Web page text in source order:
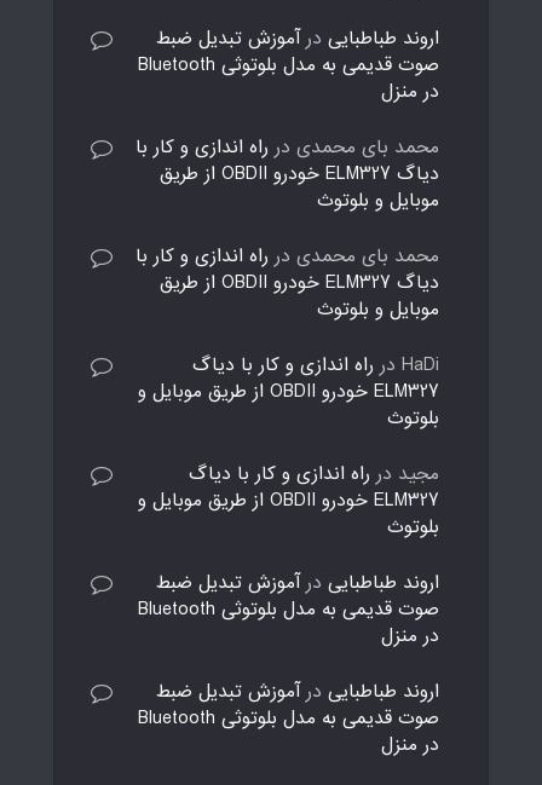
اروند طباطبایی درآموزش تبدیل ضبط
صوت قدیمی به مدل بلوتوثی Bluetooth
در منزل
محمد بای محمدی در راه اندازی و کار با
دیاگ ELM327 خودرو OBDII از طریق
موبایل و بلوتوث
محمد بای محمدی در راه اندازی و کار با
دیاگ ELM327 خودرو OBDII از طریق
موبایل و بلوتوث
HaDi در راه اندازی و کار با دیاگ
ELM327 خودرو OBDII از طریق موبایل و
بلوتوث
مجید در راه اندازی و کار با دیاگ
ELM327 خودرو OBDII از طریق موبایل و
بلوتوث
اروند طباطبایی درآموزش تبدیل ضبط
صوت قدیمی به مدل بلوتوثی Bluetooth
در منزل
اروند طباطبایی درآموزش تبدیل ضبط
صوت قدیمی به مدل بلوتوثی Bluetooth
در منزل